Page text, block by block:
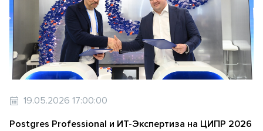
19.05.2026 17:00:00
Postgres Professional и ИТ-Экспертиза на ЦИПР 2026